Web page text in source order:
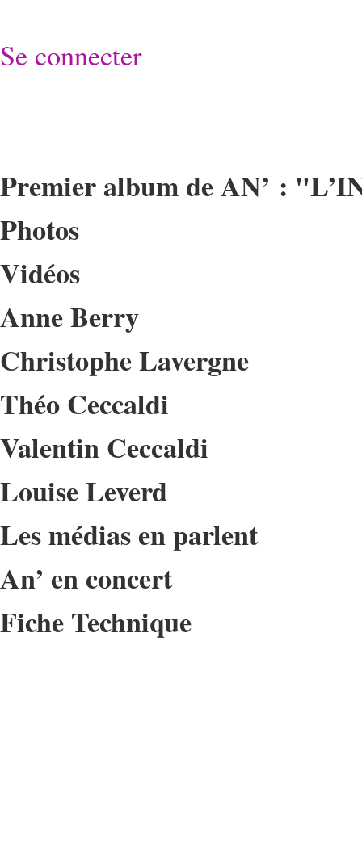
Se connecter
Premier album de AN’ :
Photos
Vidéos
Anne Berry
Christophe Lavergne
Théo Ceccaldi
Valentin Ceccaldi
Louise Leverd
Les médias en parlent
An’ en concert
Fiche Technique